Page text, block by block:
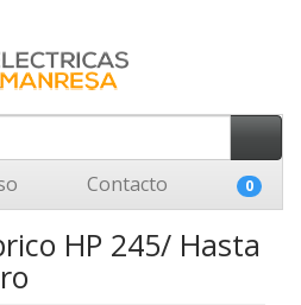
Contacto 0
HP 245/ Hasta